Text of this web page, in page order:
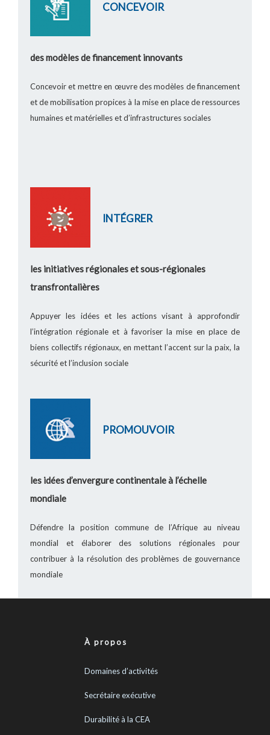
CONCEVOIR
des modèles de financement innovants
Concevoir et mettre en œuvre des modèles de financement
et de mobilisation propices à la mise en place de ressources
humaines et matérielles et d’infrastructures sociales
INTÉGRER
les initiatives régionales et sous-régionales
transfrontalières
Appuyer les idées et les actions visant à approfondir
l’intégration régionale et à favoriser la mise en place de
biens collectifs régionaux, en mettant l’accent sur la paix, la
sécurité et l’inclusion sociale
PROMOUVOIR
les idées d’envergure continentale à l’échelle
mondiale
Défendre la position commune de l’Afrique au niveau
mondial et élaborer des solutions régionales pour
contribuer à la résolution des problèmes de gouvernance
mondiale
À propos
Domaines d’activités
Secrétaire exécutive
Durabilité à la CEA